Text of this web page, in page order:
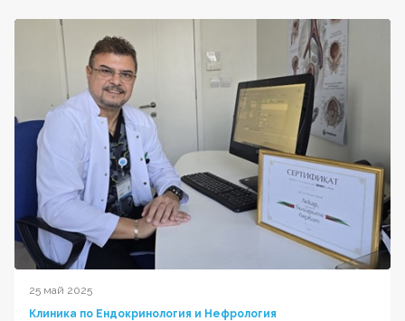
25 май 2025
Клиника по Ендокринология и Нефрология